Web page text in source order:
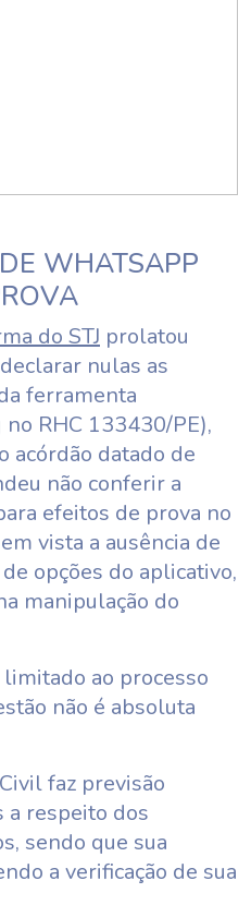
WHATSAPP
do STJ prolatou
nulas as
ferramenta
RHC 133430/PE),
acórdão datado de
não conferir a
efeitos de prova no
vista a ausência de
opções do aplicativo,
manipulação do
ao processo
não é absoluta
faz previsão
a respeito dos
sendo que sua
a verificação de sua